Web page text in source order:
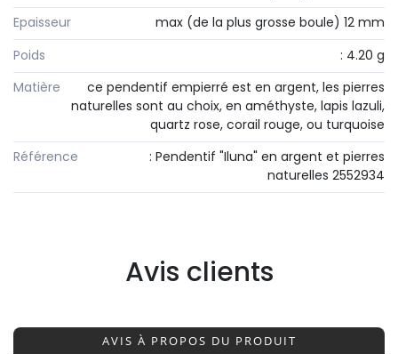
Epaisseur
max (de la plus grosse boule) 12 mm
Poids
: 4.20 g
Matière
ce pendentif empierré est en argent, les pierres
naturelles sont au choix, en améthyste, lapis lazuli,
quartz rose, corail rouge, ou turquoise
Référence
: Pendentif "Iluna" en argent et pierres
naturelles 2552934
Avis clients
AVIS À PROPOS DU PRODUIT